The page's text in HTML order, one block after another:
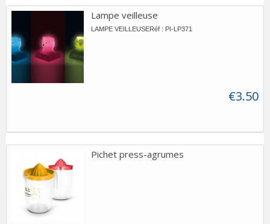
Lampe veilleuse
LAMPE VEILLEUSERéf : PI-LP371
€3.50
Pichet press-agrumes